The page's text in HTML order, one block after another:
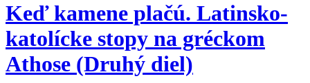
Keď kamene plačú. Latinsko-
katolícke stopy na gréckom
Athose (Druhý diel)